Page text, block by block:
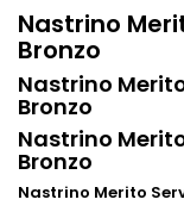
Nastrino
Bronzo
Nastrino
Bronzo
Nastrino
Bronzo
Nastrino Merito